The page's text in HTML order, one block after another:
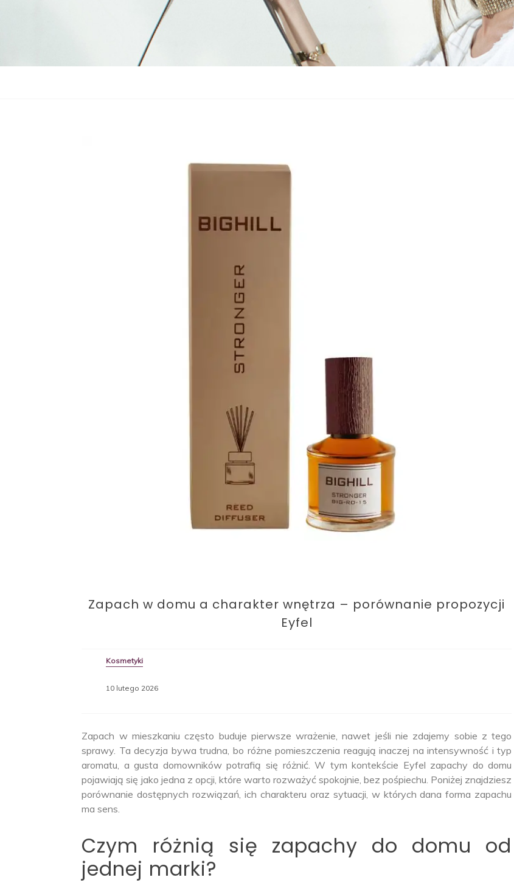
Zapach w domu a charakter wnętrza – porównanie propozycji
Eyfel
Kosmetyki
10 lutego 2026
Zapach w mieszkaniu często buduje pierwsze wrażenie, nawet jeśli nie zdajemy sobie z tego
sprawy. Ta decyzja bywa trudna, bo różne pomieszczenia reagują inaczej na intensywność i typ
aromatu, a gusta domowników potrafią się różnić. W tym kontekście Eyfel zapachy do domu
pojawiają się jako jedna z opcji, które warto rozważyć spokojnie, bez pośpiechu. Poniżej znajdziesz
porównanie dostępnych rozwiązań, ich charakteru oraz sytuacji, w których dana forma zapachu
ma sens.
Czym różnią się zapachy do domu od
jednej marki?